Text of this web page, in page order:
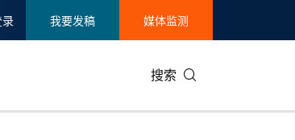
我要发稿 媒体监测
搜索